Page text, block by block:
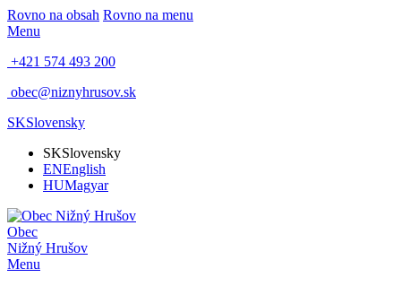
Rovno na obsah Rovno na menu
Menu
+421 574 493 200
obec@niznyhrusov.sk
SKSlovensky
SKSlovensky
ENEnglish
HUMagyar
Obec
Nižný Hrušov
Menu